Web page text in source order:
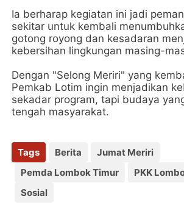
Ia berharap kegiatan ini jadi
sekitar untuk kembali
gotong royong dan kesadaran
kebersihan lingkungan masing-
Dengan "Selong Meriri" yang
Pemkab Lotim ingin menjadikan
sekadar program, tapi budaya
tengah masyarakat.
Tags Berita
Jumat Meriri
Pemda Lombok Timur
PKK
Sosial